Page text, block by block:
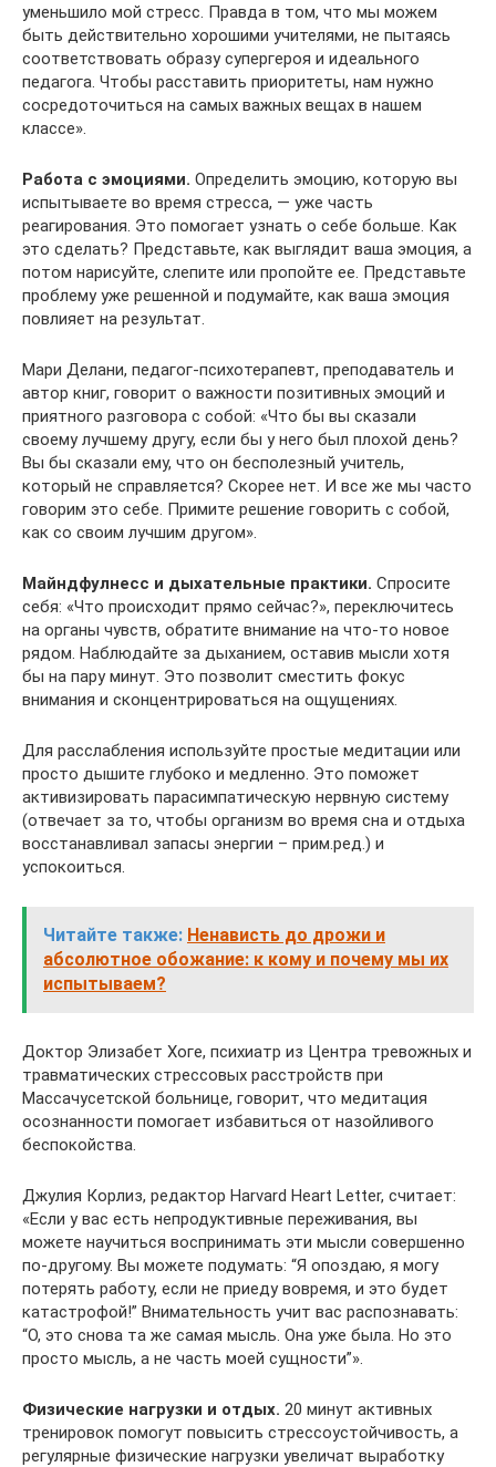
уменьшило мой стресс. Правда в том, что мы можем
быть действительно хорошими учителями, не пытаясь
соответствовать образу супергероя и идеального
педагога. Чтобы расставить приоритеты, нам нужно
сосредоточиться на самых важных вещах в нашем
классе».
Работа с эмоциями. Определить эмоцию, которую вы
испытываете во время стресса, — уже часть
реагирования. Это помогает узнать о себе больше. Как
это сделать? Представьте, как выглядит ваша эмоция, а
потом нарисуйте, слепите или пропойте ее. Представьте
проблему уже решенной и подумайте, как ваша эмоция
повлияет на результат.
Мари Делани, педагог-психотерапевт, преподаватель и
автор книг, говорит о важности позитивных эмоций и
приятного разговора с собой: «Что бы вы сказали
своему лучшему другу, если бы у него был плохой день?
Вы бы сказали ему, что он бесполезный учитель,
который не справляется? Скорее нет. И все же мы часто
говорим это себе. Примите решение говорить с собой,
как со своим лучшим другом».
Майндфулнесс и дыхательные практики. Спросите
себя: «Что происходит прямо сейчас?», переключитесь
на органы чувств, обратите внимание на что-то новое
рядом. Наблюдайте за дыханием, оставив мысли хотя
бы на пару минут. Это позволит сместить фокус
внимания и сконцентрироваться на ощущениях.
Для расслабления используйте простые медитации или
просто дышите глубоко и медленно. Это поможет
активизировать парасимпатическую нервную систему
(отвечает за то, чтобы организм во время сна и отдыха
восстанавливал запасы энергии – прим.ред.) и
успокоиться.
Читайте также: Ненависть до дрожи и
абсолютное обожание: к кому и почему мы их
испытываем?
Доктор Элизабет Хоге, психиатр из Центра тревожных и
травматических стрессовых расстройств при
Массачусетской больнице, говорит, что медитация
осознанности помогает избавиться от назойливого
беспокойства.
Джулия Корлиз, редактор Harvard Heart Letter, считает:
«Если у вас есть непродуктивные переживания, вы
можете научиться воспринимать эти мысли совершенно
по-другому. Вы можете подумать: “Я опоздаю, я могу
потерять работу, если не приеду вовремя, и это будет
катастрофой!” Внимательность учит вас распознавать:
“О, это снова та же самая мысль. Она уже была. Но это
просто мысль, а не часть моей сущности”».
Физические нагрузки и отдых. 20 минут активных
тренировок помогут повысить стрессоустойчивость, а
регулярные физические нагрузки увеличат выработку